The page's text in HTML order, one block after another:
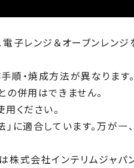
子レンジ＆オーブンレン
・焼成方法が異なります。
併用はできません。
ください。
に適合しています。万が
株式会社インテリムジャ